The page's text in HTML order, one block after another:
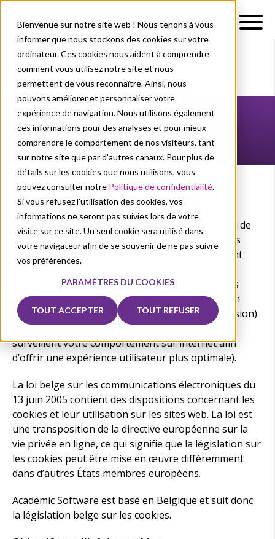
Bienvenue sur notre site web ! Nous tenons à vous
informer que nous stockons des cookies sur votre
ordinateur. Ces cookies nous aident à comprendre
comment vous utilisez notre site et nous
permettent de vous reconnaître. Ainsi, nous
pouvons améliorer et personnaliser votre
expérience de navigation. Nous utilisons également
ces informations pour des analyses et pour mieux
comprendre le comportement de nos visiteurs, tant
sur notre site que par d'autres canaux. Pour plus de
détails sur les cookies que nous utilisons, vous
pouvez consulter notre Politique de confidentialité.
Si vous refusez l'utilisation des cookies, vos
informations ne seront pas suivies lors de votre
visite sur ce site. Un seul cookie sera utilisé dans
votre navigateur afin de se souvenir de ne pas suivre
vos préférences.
PARAMÈTRES DU COOKIES
TOUT ACCEPTER TOUT REFUSER
Cookies
Que sont les cookies ?
Les cookies sont de petits fichiers de données ou de
texte qui sont placés sur votre ordinateur par des
sites web et des applications. Ces cookies peuvent
avoir différentes finalités : il existe des cookies
techniques (par exemple pour garder la trace des
paramètres linguistiques), des cookies de session
(cookies temporaires qui expirent après une session)
et des cookies de suivi (cookies qui suivent et
surveillent votre comportement sur internet afin
d’offrir une expérience utilisateur plus optimale).
La loi belge sur les communications électroniques du
13 juin 2005 contient des dispositions concernant les
cookies et leur utilisation sur les sites web. La loi est
une transposition de la directive européenne sur la
vie privée en ligne, ce qui signifie que la législation sur
les cookies peut être mise en œuvre différemment
dans d’autres États membres européens.
Academic Software est basé en Belgique et suit donc
la législation belge sur les cookies.